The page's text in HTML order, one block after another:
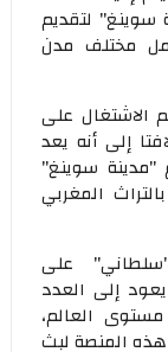
سوينغ" لتقديم
مختلف مدن
الاشتغال على
إلى أنه يعد
"مدينة سوينغ"
المغربي
على
إلى العدد
العالم،
هذه المنصة لبث